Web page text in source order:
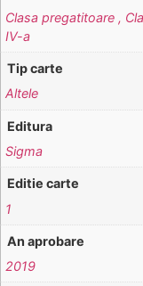
Clasa pregatitoare ,
IV-a
Tip carte
Altele
Editura
Sigma
Editie carte
1
An aprobare
2019